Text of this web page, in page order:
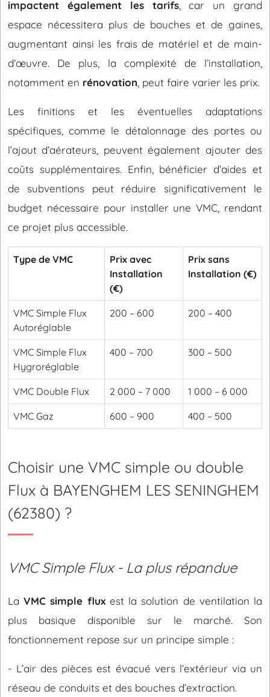
impactent également les tarifs, car un grand
espace nécessitera plus de bouches et de gaines,
augmentant ainsi les frais de matériel et de main-
d’œuvre. De plus, la complexité de l’installation,
notamment en rénovation , peut faire varier les prix.
Les finitions et les éventuelles adaptations
spécifiques, comme le détalonnage des portes ou
l’ajout d’aérateurs, peuvent également ajouter des
coûts supplémentaires. Enfin, bénéficier d’aides et
de subventions peut réduire significativement le
budget nécessaire pour installer une VMC, rendant
ce projet plus accessible.
Type de VMC
Prix avec
Installation
(€)
Prix sans
Installation (€)
VMC Simple Flux
Autoréglable
200 – 600 200 – 400
VMC Simple Flux
Hygroréglable
400 – 700 300 – 500
VMC Double Flux 2 000 – 7 000 1 000 – 6 000
VMC Gaz 600 – 900 400 – 500
Choisir une VMC simple ou double
Flux à BAYENGHEM LES SENINGHEM
(62380) ?
VMC Simple Flux - La plus répandue
LaVMC simple fluxest la solution de ventilation la
plus basique disponible sur le marché. Son
fonctionnement repose sur un principe simple :
- L’air des pièces est évacué vers l’extérieur via un
réseau de conduits et des bouches d’extraction.